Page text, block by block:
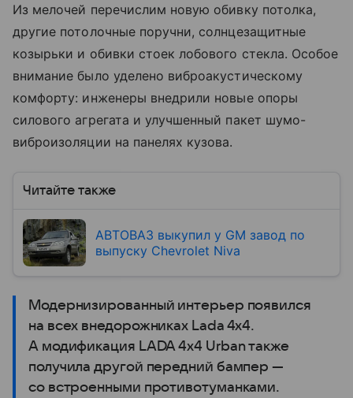
Из мелочей перечислим новую обивку потолка,
другие потолочные поручни, солнцезащитные
козырьки и обивки стоек лобового стекла. Особое
внимание было уделено виброакустическому
комфорту: инженеры внедрили новые опоры
силового агрегата и улучшенный пакет шумо-
виброизоляции на панелях кузова.
Читайте также
АВТОВАЗ выкупил у GM завод по
выпуску Chevrolet Niva
Модернизированный интерьер появился
на всех внедорожниках Lada 4х4.
А модификация LADA 4х4 Urban также
получила другой передний бампер —
со встроенными противотуманками.